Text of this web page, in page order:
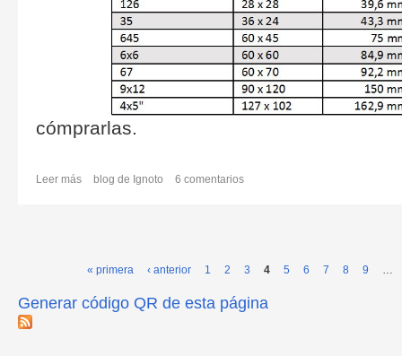
cómprarlas.
Leer más sobre ¿TU CREES QUE ESTO ES NORMAL?
blog de Ignoto 6 comentarios
« primera ‹ anterior 1 2 3 4 5 6 7 8 9 …
Generar código QR de esta página